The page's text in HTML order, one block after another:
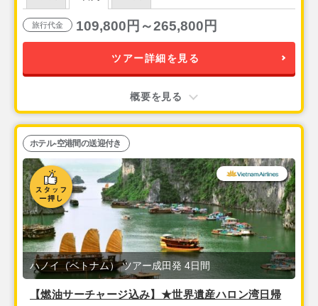
ム）』宿泊ハノイ3泊5日
旅行代金 109,800円～265,800円
ツアー詳細を見る
概要を見る
【燃油サーチャージ込み】★世界遺産ハロン湾日帰
ハノイ（ベトナム） ツアー成田発 4日間
ホテル-空港間の送迎付き